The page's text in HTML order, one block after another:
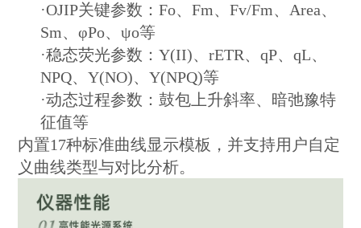
·OJIP关键参数：Fo、Fm、Fv/Fm、Area、
Sm、φPo、ψo等
·稳态荧光参数：Y(II)、rETR、qP、qL、
NPQ、Y(NO)、Y(NPQ)等
·动态过程参数：鼓包上升斜率、暗弛豫特
征值等
内置17种标准曲线显示模板，并支持用户自定
义曲线类型与对比分析。